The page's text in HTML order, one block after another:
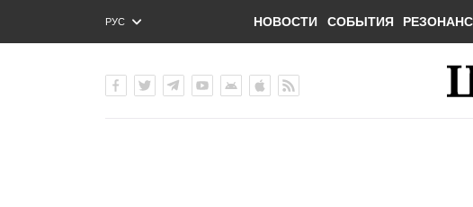
РУС
ENG
НОВОСТИ СОБЫТИЯ РЕЗОНАНС